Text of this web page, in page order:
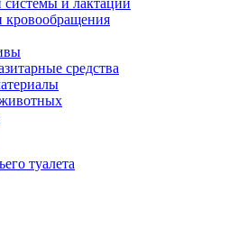
кровообращения
средства
животных
туалета